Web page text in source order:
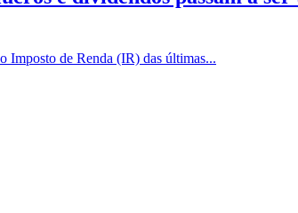
Imposto de Renda (IR) das últimas...